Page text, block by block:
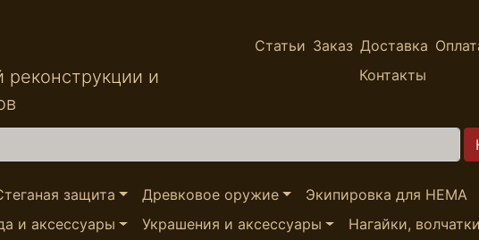
реконструкции и
Статьи Заказ Доставка
Контакты
защита Древковое оружие
Экипировка для HEMA
и аксессуары Украшения и аксессуары
Нагайки,